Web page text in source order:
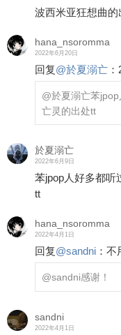
波西米亚狂想曲
hana_nsoromma
2022年6月20日
回复@於夏溺亡 ：
@於夏溺亡苯jpop
亡灵的出处tt
於夏溺亡
2022年6月9日
苯jpop人好多都听
tt
hana_nsoromma
2022年4月1日
回复@sandni ： 不
@sandni感谢！
sandni
2022年4月1日